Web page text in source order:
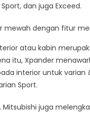
dan juga Exceed.
mewah dengan fitur
atau kabin
itu, Xpander
interior untuk varian
Sport.
Mitsubishi juga